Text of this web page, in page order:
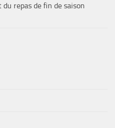
du repas de fin de saison